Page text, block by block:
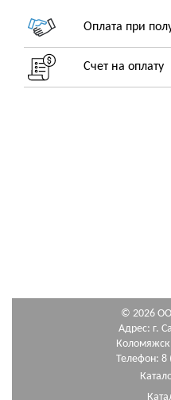
Оплата при
Счет на оплату
© 2026
Адрес: г.
Телефон: 8